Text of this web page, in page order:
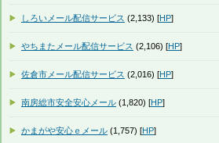
しろいメール配信サービス (2,133) [HP]
やちまたメール配信サービス (2,106) [HP]
佐倉市メール配信サービス (2,016) [HP]
南房総市安全安心メール (1,820) [HP]
かまがや安心ｅメール (1,757) [HP]